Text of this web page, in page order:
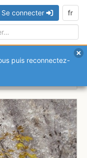
Se connecter fr
puis reconnectez-